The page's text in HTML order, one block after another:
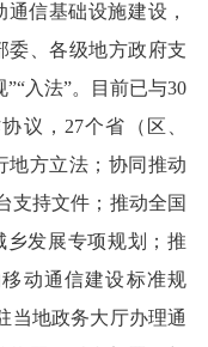
信基础设施建设，
委、各级地方政府支
入法”。目前已与30
议，27个省（区、
地方立法；协同推动
支持文件；推动全国
乡发展专项规划；推
动通信建设标准规
当地政务大厅办理通